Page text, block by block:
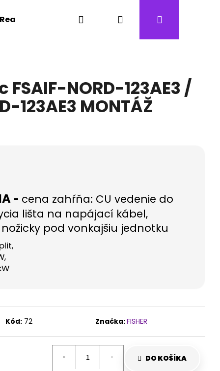
Realizácie Kontakty Revízne prehliadky
Hľadať Prihlásenie
NORD-123AE3 /
123AE3 MONTÁŽ
- cena zahŕňa: CU vedenie do
lišta na napájací kábel,
pod vonkajšiu jednotku
Kód: 72 Značka:FISHER
DO KOŠÍKA